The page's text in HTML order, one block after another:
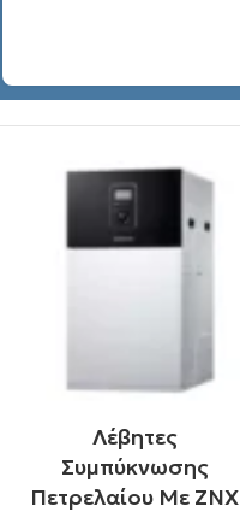
Λέβητες
Συμπύκνωσης
Πετρελαίου Με ΖΝΧ